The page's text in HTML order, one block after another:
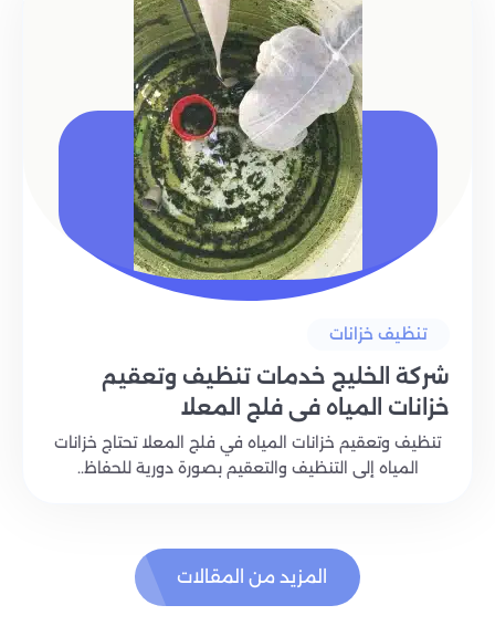
تنظيف خزانات
شركة الخليج خدمات تنظيف وتعقيم
خزانات المياه في فلج المعلا
تنظيف وتعقيم خزانات المياه في فلج المعلا تحتاج خزانات
المياه إلى التنظيف والتعقيم بصورة دورية للحفاظ..
المزيد من المقالات